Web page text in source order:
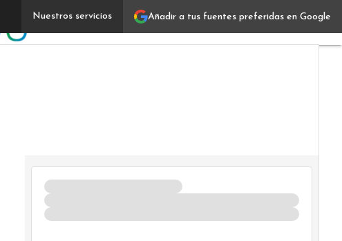
Añadir a tus fuentes preferidas en Google
Nuestros servicios
Así es como 240 robots autónomos triplicaron la